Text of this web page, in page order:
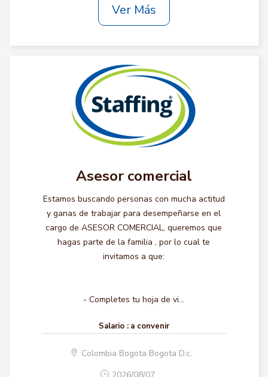
Ver Más
Asesor comercial
Estamos buscando personas con mucha actitud
y ganas de trabajar para desempeñarse en el
cargo de ASESOR COMERCIAL, queremos que
hagas parte de la familia , por lo cual te
invitamos a que:
- Completes tu hoja de vi...
Salario : a convenir
Colombia Bogota Bogota D.c.
2026/08/07